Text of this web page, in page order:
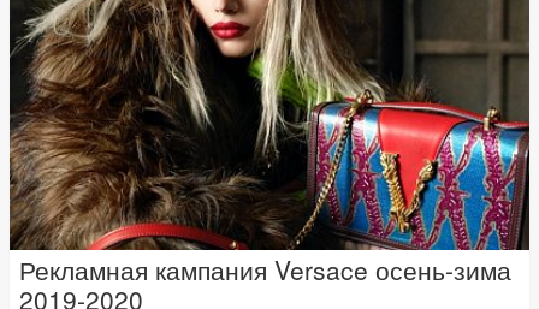
Рекламная кампания Versace осень-зима
2019-2020